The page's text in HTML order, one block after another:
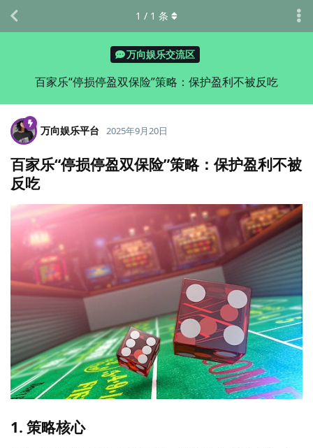
万向娱乐交流区
百家乐“停损停盈双保险”策略：保护盈利不被反吃
1 / 1 条
万向娱乐平台 2025年9月20日
百家乐“停损停盈双保险”策略：保护盈利不被
反吃
1. 策略核心